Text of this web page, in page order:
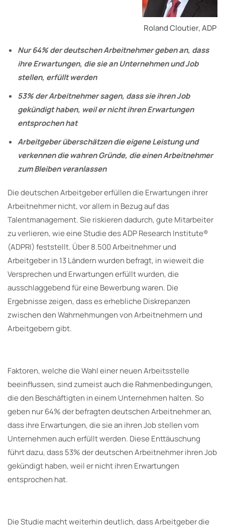
Roland Cloutier, ADP
Nur 64% der deutschen Arbeitnehmer geben an, dass
ihre Erwartungen, die sie an Unternehmen und Job
stellen, erfüllt werden
53% der Arbeitnehmer sagen, dass sie ihren Job
gekündigt haben, weil er nicht ihren Erwartungen
entsprochen hat
Arbeitgeber überschätzen die eigene Leistung und
verkennen die wahren Gründe, die einen Arbeitnehmer
zum Bleiben veranlassen
Die deutschen Arbeitgeber erfüllen die Erwartungen ihrer
Arbeitnehmer nicht, vor allem in Bezug auf das
Talentmanagement. Sie riskieren dadurch, gute Mitarbeiter
zu verlieren, wie eine Studie des ADP Research Institute®
(ADPRI) feststellt. Über 8.500 Arbeitnehmer und
Arbeitgeber in 13 Ländern wurden befragt, in wieweit die
Versprechen und Erwartungen erfüllt wurden, die
ausschlaggebend für eine Bewerbung waren. Die
Ergebnisse zeigen, dass es erhebliche Diskrepanzen
zwischen den Wahrnehmungen von Arbeitnehmern und
Arbeitgebern gibt.
Faktoren, welche die Wahl einer neuen Arbeitsstelle
beeinflussen, sind zumeist auch die Rahmenbedingungen,
die den Beschäftigten in einem Unternehmen halten. So
geben nur 64% der befragten deutschen Arbeitnehmer an,
dass ihre Erwartungen, die sie an ihren Job stellen vom
Unternehmen auch erfüllt werden. Diese Enttäuschung
führt dazu, dass 53% der deutschen Arbeitnehmer ihren Job
gekündigt haben, weil er nicht ihren Erwartungen
entsprochen hat.
Die Studie macht weiterhin deutlich, dass Arbeitgeber die